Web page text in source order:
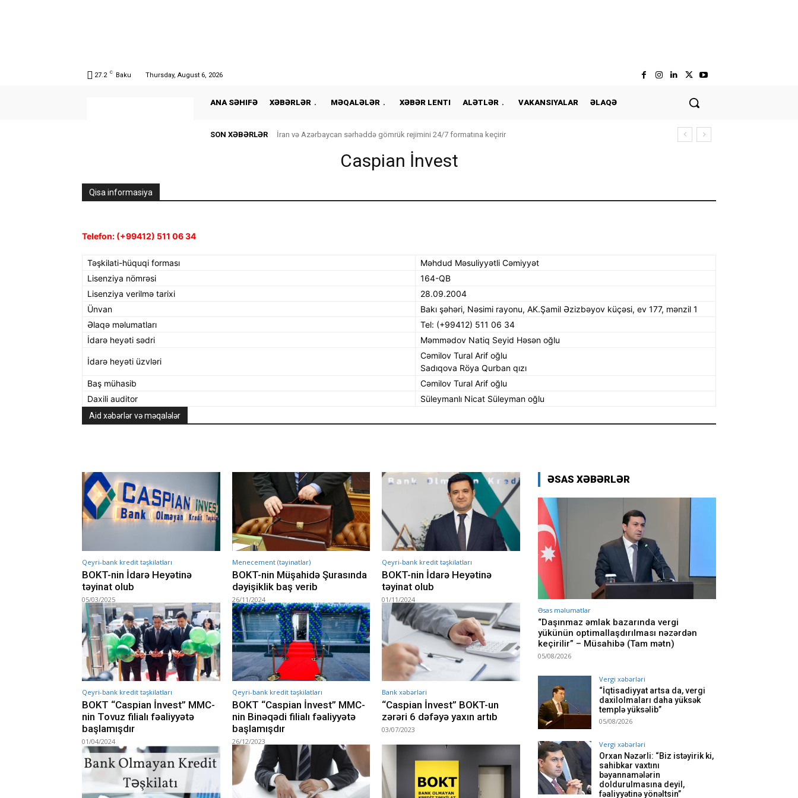
27.2 C Baku Thursday, August 6, 2026
ANA SƏHIFƏ XƏBƏRLƏR MƏQALƏLƏR XƏBƏR LENTI ALƏTLƏR VAKANSIYALAR ƏLAQƏ
SON XƏBƏRLƏR İran və Azərbaycan sərhəddə gömrük rejimini 24/7 formatına keçirir
Caspian İnvest
Qisa informasiya
Telefon: (+99412) 511 06 34
Təşkilati-hüquqi forması
Məhdud Məsuliyyətli Cəmiyyət
Lisenziya nömrəsi
164-QB
Lisenziya verilmə tarixi
28.09.2004
Ünvan
Bakı şəhəri, Nəsimi rayonu, AK.Şamil Əzizbəyov küçəsi, ev 177, mənzil 1
Əlaqə məlumatları
Tel: (+99412) 511 06 34
İdarə heyəti sədri
Məmmədov Natiq Seyid Həsən oğlu
İdarə heyəti üzvləri
Cəmilov Tural Arif oğlu
Sadıqova Röya Qurban qızı
Baş mühasib
Cəmilov Tural Arif oğlu
Daxili auditor
Süleymanlı Nicat Süleyman oğlu
Aid xəbərlər və məqalələr
Qeyri-bank kredit təşkilatları
BOKT-nin İdarə Heyətinə
təyinat olub
05/03/2025
Menecement (təyinatlar)
BOKT-nin Müşahidə Şurasında
dəyişiklik baş verib
26/11/2024
Qeyri-bank kredit təşkilatları
BOKT-nin İdarə Heyətinə
təyinat olub
01/11/2024
Qeyri-bank kredit təşkilatları
BOKT “Caspian İnvest” MMC-
nin Tovuz filialı fəaliyyətə
başlamışdır
01/04/2024
Qeyri-bank kredit təşkilatları
BOKT “Caspian İnvest” MMC-
nin Binəqədi filialı fəaliyyətə
başlamışdır
26/12/2023
Bank xəbərləri
“Caspian İnvest” BOKT-un
zərəri 6 dəfəyə yaxın artıb
03/07/2023
ƏSAS XƏBƏRLƏR
Əsas məlumatlar
“Daşınmaz əmlak bazarında vergi
yükünün optimallaşdırılması nəzərdən
keçirilir” – Müsahibə (Tam mətn)
05/08/2026
Vergi xəbərləri
“İqtisadiyyat artsa da, vergi
daxilolmaları daha yüksək
templə yüksəlib”
05/08/2026
Vergi xəbərləri
Orxan Nəzərli: “Biz istəyirik ki,
sahibkar vaxtını
bəyannamələrin
doldurulmasına deyil,
fəaliyyətinə yönəltsin”